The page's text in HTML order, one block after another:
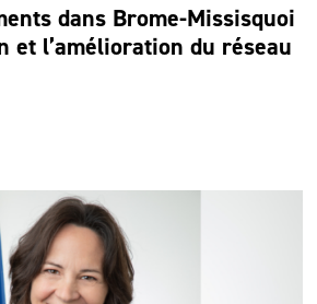
dans Brome-Missisquoi
et l’amélioration du réseau